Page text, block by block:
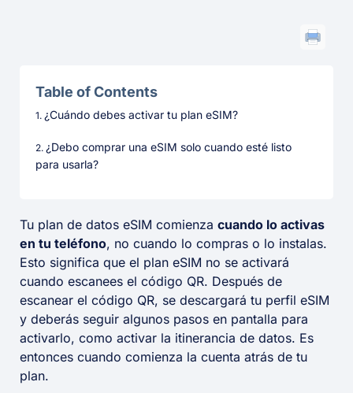
Table of Contents
¿Cuándo debes activar tu plan eSIM?
¿Debo comprar una eSIM solo cuando esté listo
para usarla?
Tu plan de datos eSIM comienza cuando lo activas
en tu teléfono, no cuando lo compras o lo instalas.
Esto significa que el plan eSIM no se activará
cuando escanees el código QR. Después de
escanear el código QR, se descargará tu perfil eSIM
y deberás seguir algunos pasos en pantalla para
activarlo, como activar la itinerancia de datos. Es
entonces cuando comienza la cuenta atrás de tu
plan.